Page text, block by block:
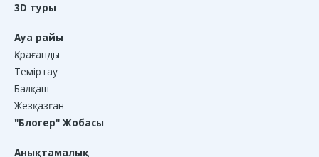
3D туры
Ауа райы
Қарағанды
Теміртау
Балқаш
Жезқазған
"Блогер" Жобасы
Анықтамалық